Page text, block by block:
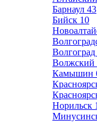
Барнаул 43
Бийск 10
Волгоград
Волжский
Камышин
Норильск